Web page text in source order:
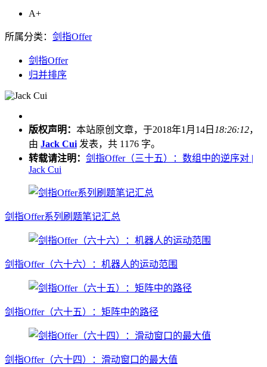
A+
所属分类： 剑指Offer
剑指Offer
归并排序
版权声明： 本站原创文章，于2018年1月14日 18:26:12，
由 Jack Cui 发表，共 1176 字。
转载请注明： 剑指Offer（三十五）：数组中的逆序对 |
Jack Cui
剑指Offer系列刷题笔记汇总
剑指Offer（六十六）：机器人的运动范围
剑指Offer（六十五）：矩阵中的路径
剑指Offer（六十四）：滑动窗口的最大值